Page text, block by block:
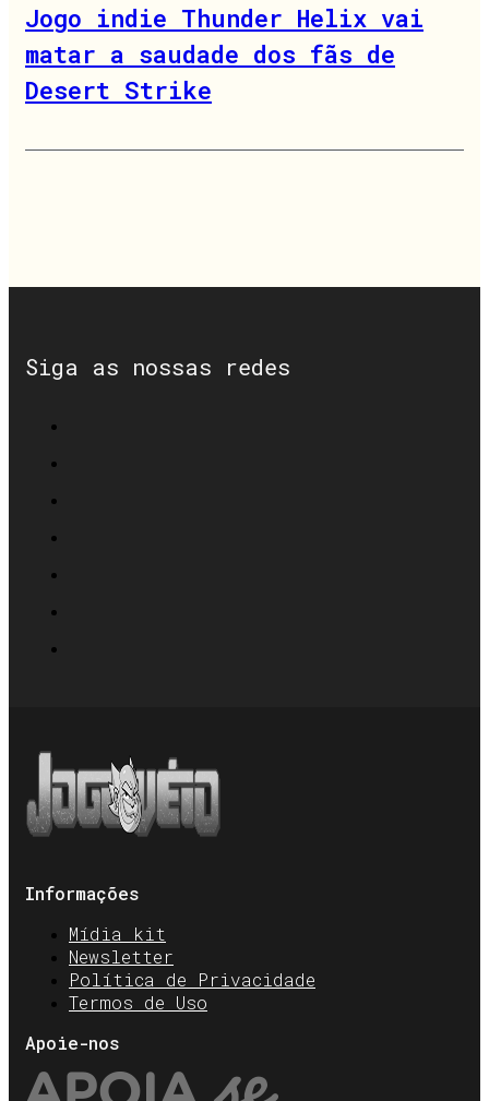
Jogo indie Thunder Helix vai
matar a saudade dos fãs de
Desert Strike
Siga as nossas redes
Informações
Mídia kit
Newsletter
Política de Privacidade
Termos de Uso
Apoie-nos